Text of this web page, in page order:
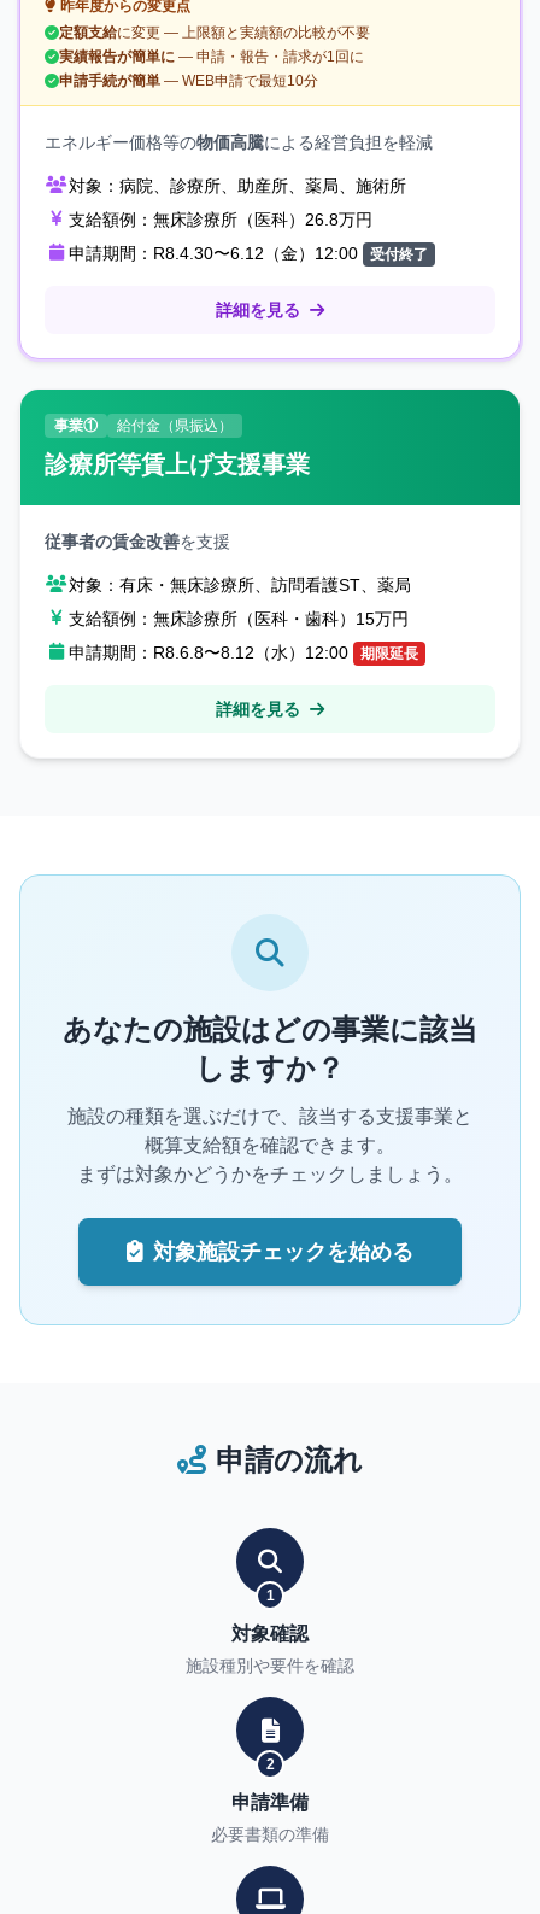
昨年度からの変更点
定額支給に変更 — 上限額と実績額の比較が不要
実績報告が簡単に — 申請・報告・請求が1回に
申請手続が簡単 — WEB申請で最短10分
エネルギー価格等の物価高騰による経営負担を軽減
対象： 病院、診療所、助産所、薬局、施術所
支給額例： 無床診療所（医科）26.8万円
申請期間： R8.4.30〜6.12（金）12:00 受付終了
詳細を見る
事業① 給付金（県振込）
診療所等賃上げ支援事業
従事者の賃金改善を支援
対象： 有床・無床診療所、訪問看護ST、薬局
支給額例： 無床診療所（医科・歯科）15万円
申請期間： R8.6.8〜8.12（水）12:00 期限延長
詳細を見る
あなたの施設はどの事業に該当
しますか？
施設の種類を選ぶだけで、該当する支援事業と
概算支給額を確認できます。
まずは対象かどうかをチェックしましょう。
対象施設チェックを始める
申請の流れ
1
対象確認
施設種別や要件を確認
2
申請準備
必要書類の準備